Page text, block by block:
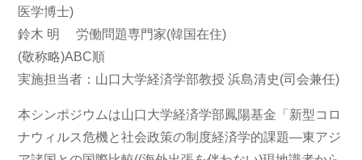
医学博士)
鈴木 明 労働問題専門家(韓国在住)
(敬称略)ABC順
実施担当者：山口大学経済学部教授 浜島清史(司会兼任)
本シンポジウムは山口大学経済学部鳳陽基金「新型コロ
ナウィルス危機と社会政策の制度経済学的課題―東アジ